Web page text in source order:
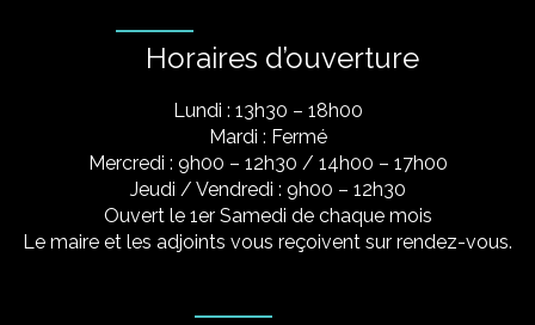
Horaires d’ouverture
Lundi : 13h30 – 18h00
Mardi : Fermé
Mercredi : 9h00 – 12h30 / 14h00 – 17h00
Jeudi / Vendredi : 9h00 – 12h30
Ouvert le 1er Samedi de chaque mois
Le maire et les adjoints vous reçoivent sur rendez-vous.